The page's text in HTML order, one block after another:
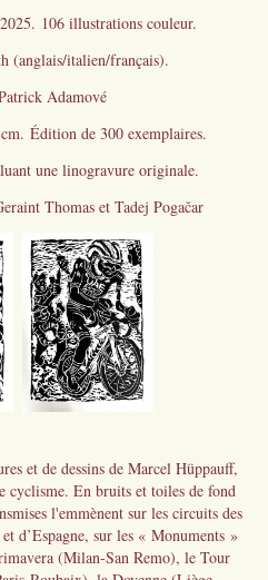
106 illustrations couleur.
(anglais/italien/français).
Adamové
Édition de 300 exemplaires.
une linogravure originale.
Thomas et Tadej Pogačar
et de dessins de Marcel Hüppauff,
cyclisme. En bruits et toiles de fond
l'emmènent sur les circuits des
d’Espagne, sur les « Monuments »
(Milan-San Remo), le Tour